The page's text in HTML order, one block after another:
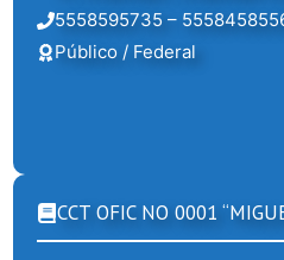
5558595735 –
Público / Federal
CCT OFIC NO 0001